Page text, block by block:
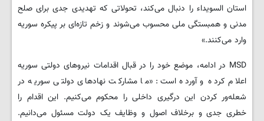
استان السویداء را دنبال می‌کند، تحولاتی که تهدیدی جدی برای صلح
مدنی و همبستگی ملی محسوب می‌شوند و زخم تازه‌ای بر پیکره سوریه
وارد می‌کنند.»
MSD در ادامه، موضع خود را در قبال اقدامات نیروهای دولتی سوریه
اعلام کرده و آورده است: «ما مشارکت نهادهای دولتی سوریه در
شعله‌ور کردن این درگیری داخلی را محکوم می‌کنیم. این اقدام را
خطری جدی و برخلاف اصول و وظایف یک دولت مسئول می‌دانیم.